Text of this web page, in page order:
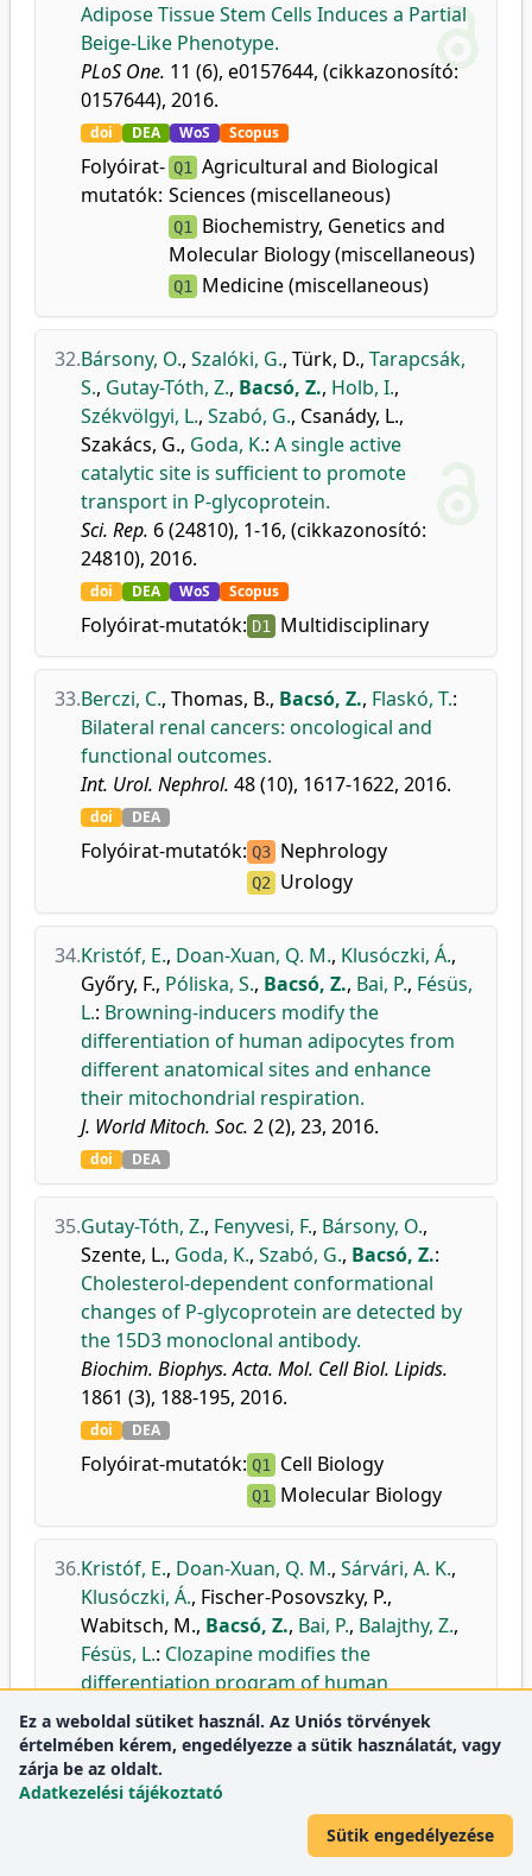
Adipose Tissue Stem Cells Induces a Partial
Beige-Like Phenotype.
PLoS One. 11 (6), e0157644, (cikkazonosító:
0157644), 2016.
doi DEA WoS Scopus
Folyóirat-
mutatók:
Q1 Agricultural and Biological
Sciences (miscellaneous)
Q1 Biochemistry, Genetics and
Molecular Biology (miscellaneous)
Q1 Medicine (miscellaneous)
32.Bársony, O., Szalóki, G., Türk, D., Tarapcsák,
S., Gutay-Tóth, Z., Bacsó, Z., Holb, I.,
Székvölgyi, L., Szabó, G., Csanády, L.,
Szakács, G., Goda, K.: A single active
catalytic site is sufficient to promote
transport in P-glycoprotein.
Sci. Rep. 6 (24810), 1-16, (cikkazonosító:
24810), 2016.
doi DEA WoS Scopus
Folyóirat-mutatók: D1 Multidisciplinary
33.Berczi, C., Thomas, B., Bacsó, Z., Flaskó, T.:
Bilateral renal cancers: oncological and
functional outcomes.
Int. Urol. Nephrol. 48 (10), 1617-1622, 2016.
doi DEA
Folyóirat-mutatók: Q3 Nephrology
Q2 Urology
34.Kristóf, E., Doan-Xuan, Q. M., Klusóczki, Á.,
Győry, F., Póliska, S., Bacsó, Z., Bai, P., Fésüs,
L.: Browning-inducers modify the
differentiation of human adipocytes from
different anatomical sites and enhance
their mitochondrial respiration.
J. World Mitoch. Soc. 2 (2), 23, 2016.
doi DEA
35.Gutay-Tóth, Z., Fenyvesi, F., Bársony, O.,
Szente, L., Goda, K., Szabó, G., Bacsó, Z.:
Cholesterol-dependent conformational
changes of P-glycoprotein are detected by
the 15D3 monoclonal antibody.
Biochim. Biophys. Acta. Mol. Cell Biol. Lipids.
1861 (3), 188-195, 2016.
doi DEA
Folyóirat-mutatók: Q1 Cell Biology
Q1 Molecular Biology
36.Kristóf, E., Doan-Xuan, Q. M., Sárvári, A. K.,
Klusóczki, Á., Fischer-Posovszky, P.,
Wabitsch, M., Bacsó, Z., Bai, P., Balajthy, Z.,
Fésüs, L.: Clozapine modifies the
differentiation program of human
adipocytes inducing browning.
Transl. Psychiatry.6 (11), 1-12, 2016.
doi DEA
Folyóirat-
Cellular and Molecular
Neuroscience
Ez a weboldal sütiket használ. Az Uniós törvények
értelmében kérem, engedélyezze a sütik használatát, vagy
zárja be az oldalt.
Adatkezelési tájékoztató
Sütik engedélyezése